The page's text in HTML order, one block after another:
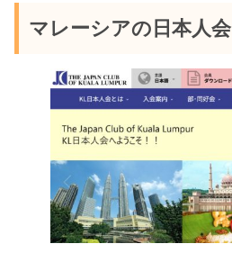
マレーシアの日本人会